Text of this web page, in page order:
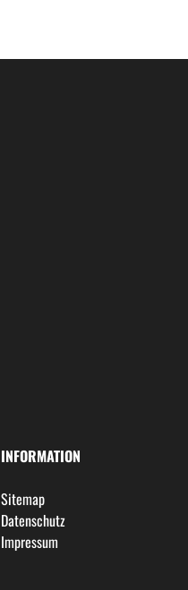
INFORMATION
Sitemap
Datenschutz
Impressum